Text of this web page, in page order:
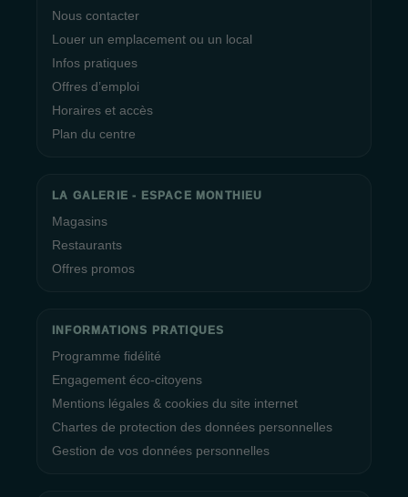
Nous contacter
Louer un emplacement ou un local
Infos pratiques
Offres d’emploi
Horaires et accès
Plan du centre
LA GALERIE - ESPACE MONTHIEU
Magasins
Restaurants
Offres promos
INFORMATIONS PRATIQUES
Programme fidélité
Engagement éco-citoyens
Mentions légales & cookies du site internet
Chartes de protection des données personnelles
Gestion de vos données personnelles